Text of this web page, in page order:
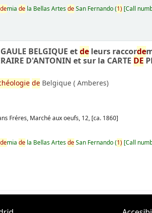
demiade la Bellas ArtesdeSan Fernando(1) Call
BELGIQUE etde leurs raccorde
D'ANTONIN et sur la CARTE DE
de Belgique (Amberes)
Fréres, Marché aux oeufs, 12, [ca. 1860]
demiade la Bellas ArtesdeSan Fernando(1) Call